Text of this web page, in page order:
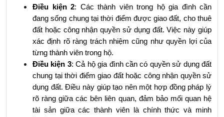
Điều kiện 2: Các thành viên trong hộ gia đình cần
đang sống chung tại thời điểm được giao đất, cho thuê
đất hoặc công nhận quyền sử dụng đất. Việc này giúp
xác định rõ ràng trách nhiệm cũng như quyền lợi của
từng thành viên trong hộ.
Điều kiện 3: Cả hộ gia đình cần có quyền sử dụng đất
chung tại thời điểm giao đất hoặc công nhận quyền sử
dụng đất. Điều này giúp tạo nên một hợp đồng pháp lý
rõ ràng giữa các bên liên quan, đảm bảo mối quan hệ
tài sản giữa các thành viên là chính thức và minh